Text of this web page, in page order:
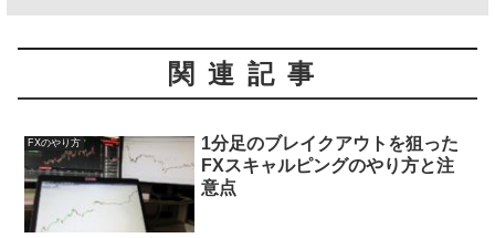
関連記事
FXのやり方
1分足のブレイクアウトを狙った
FXスキャルピングのやり方と注
意点